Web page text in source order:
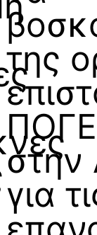
της
για